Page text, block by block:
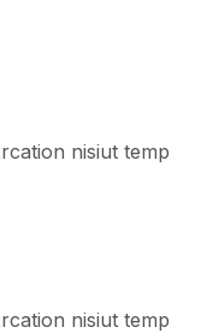
nisiut temp
nisiut temp